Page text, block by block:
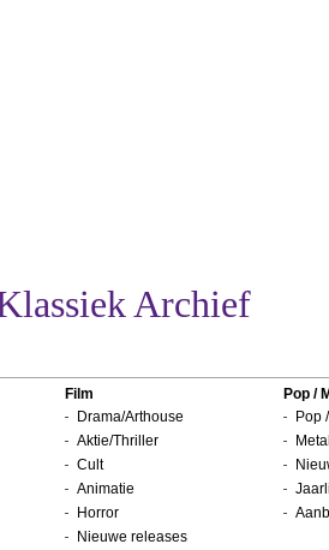
Archief
Film
Drama/Arthouse
Aktie/Thriller
Cult
Animatie
Horror
Nieuwe releases
Pop /
Pop